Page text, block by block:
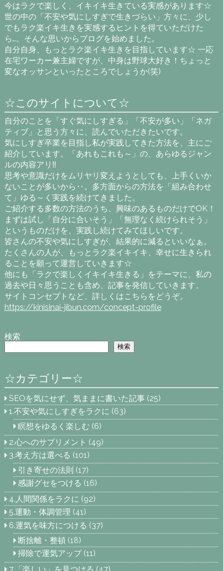
今はラクで楽しく、イキイキ生きている実感があります☆
世の中の「不安や気にしすぎで生きづらい」方々に、少し
でもラク楽イキ生きを実感するヒントを得ていただけた
ら…。そんな思いからブログを始めました。
自分自身、もっとラク楽イキ生きを目指しています☆ 一応
在宅ワーカー兼主婦ですが、中身は野球大好き！ちょっと
変なオッサンといったところでしょうか(笑)
☆このサイトについて☆
自分のことを「すぐ気にしすぎる」「不安が多い」「ネガ
ティブ」と思う方々に、読んでいただきたいです。
気にしすぎ卒業を目指し私が実践してきた方法を、主にご
紹介しています。「あれもこれも～」の、あらゆるジャン
ルの内容アリ‼
思考や意識だけをムリヤリ変えようとしても、上手くいか
ないことが多いから‥。多方面からの方法を「組み合わせ
て」ゆる～く実践を続けてきました。
ご紹介する多数の方法のうち、興味のあるものだけでOK！
まずは試し「自分に合いそう」「無理なく続けられそう」
というものだけを、実践し続けてみてほしいです。
皆さんの不安や気にしすぎが、結果的に減るといいなぁ。
たくさんの人が、もっとラク楽イキイキ、幸せに生きられ
ることを願って運営していきます☆
他にも「ラクで楽しくイキイキ生きる」をテーマに、私の
過去や日々思うことも含め、記事を発信していきます。
サイトコンセプトなど、詳しくはこちらをどうぞ。
https://kinisinai-jibun.com/concept-profile
検索
検索
☆カテゴリー☆
SEOを気にせず、気ままに書いた記事 (25)
1.不安や気にしすぎをラクに (63)
瞑想をゆるく楽しむ (6)
2.心へのサプリメント (49)
3.考え方は選べる (101)
引き寄せの法則 (17)
感謝グセをつける (16)
4.人間関係をラクに (92)
5.運動・体調管理 (41)
6.運気を味方につける (37)
断捨離・整頓(18)
掃除で運気アップ(11)